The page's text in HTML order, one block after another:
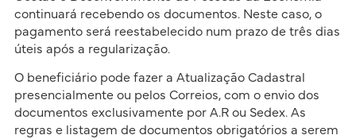
continuará recebendo os documentos. Neste caso, o
pagamento será reestabelecido num prazo de três dias
úteis após a regularização.
O beneficiário pode fazer a Atualização Cadastral
presencialmente ou pelos Correios, com o envio dos
documentos exclusivamente por A.R ou Sedex. As
regras e listagem de documentos obrigatórios a serem